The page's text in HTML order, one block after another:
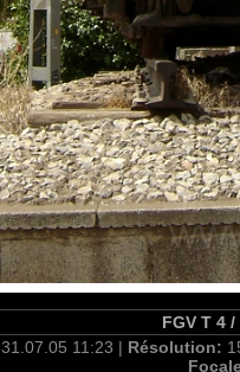
FGV T 4
31.07.05 11:23 | Résolution: